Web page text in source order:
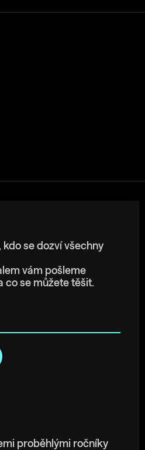
kdo se dozví všechny
vám pošleme
co se můžete těšit.
proběhlými ročníky